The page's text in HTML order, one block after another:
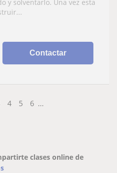
y solventarlo. Una vez esta
Contactar
4 5 6 ...
clases online de